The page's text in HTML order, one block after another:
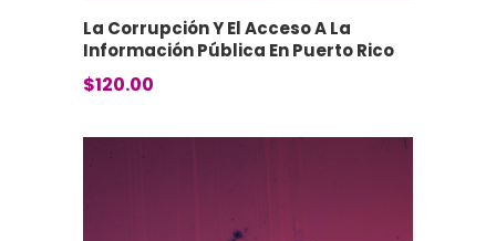
La Corrupción Y El Acceso A La
Información Pública En Puerto Rico
$120.00